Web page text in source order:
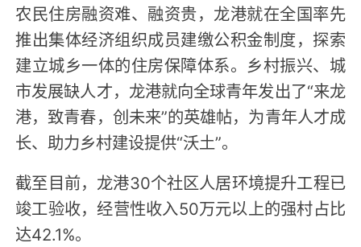
农民住房融资难、融资贵，龙港就在全国率先
推出集体经济组织成员建缴公积金制度，探索
建立城乡一体的住房保障体系。乡村振兴、城
市发展缺人才，龙港就向全球青年发出了“来龙
港，致青春，创未来”的英雄帖，为青年人才成
长、助力乡村建设提供“沃土”。
截至目前，龙港30个社区人居环境提升工程已
竣工验收，经营性收入50万元以上的强村占比
达42.1%。